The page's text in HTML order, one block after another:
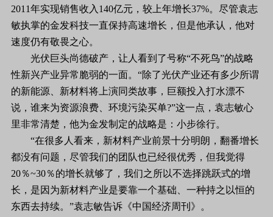
2011年实现销售收入140亿元，较上年增长37%。尽管袁志
敏执掌的金发科技一直保持高速增长，但是他承认，他对
速度仍有敬畏之心。
光伏巨头尚德破产，让人看到了号称“不死鸟”的战略
性新兴产业异常脆弱的一面。“除了光伏产业还有多少所谓
的新能源、新材料将上演同类故事，巨额投入打水漂不
说，谁来为资源浪费、环境污染买单?”这一点，袁志敏心
里非常清楚，他为金发制定的战略是：小步徐行。
“在很多人看来，新材料产业前景十分明朗，翻番增长
都没有问题，尽管我们的团队也已经很优秀，但我觉得
20％~30％的增长就够了，我们之所以不选择跳跃式的增
长，是因为新材料产业是要靠一个基础、一种持之以恒的
东西去持续。”袁志敏告诉《中国经济周刊》。